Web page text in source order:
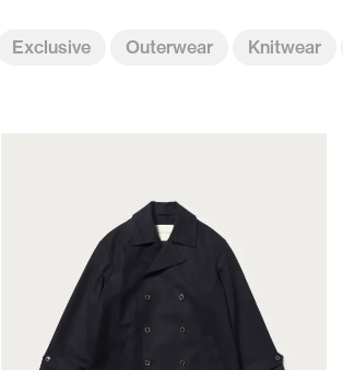
Exclusive Outerwear Knitwear